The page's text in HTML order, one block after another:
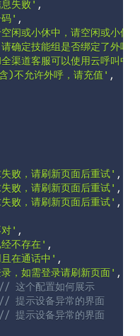
失败' ,
码' ,
闲或小休中，请空闲或小休
确定技能组是否绑定了外呼
渠道客服可以使用云呼叫中
)不允许外呼，请充值' ,
败，请刷新页面后重试' ,
败，请刷新页面后重试' ,
败，请刷新页面后重试' ,
对' ,
不存在' ,
在通话中' ,
，如需登录请刷新页面' ,
// 这个配置如何展示
// 提示设备异常的界面
// 提示设备异常的界面